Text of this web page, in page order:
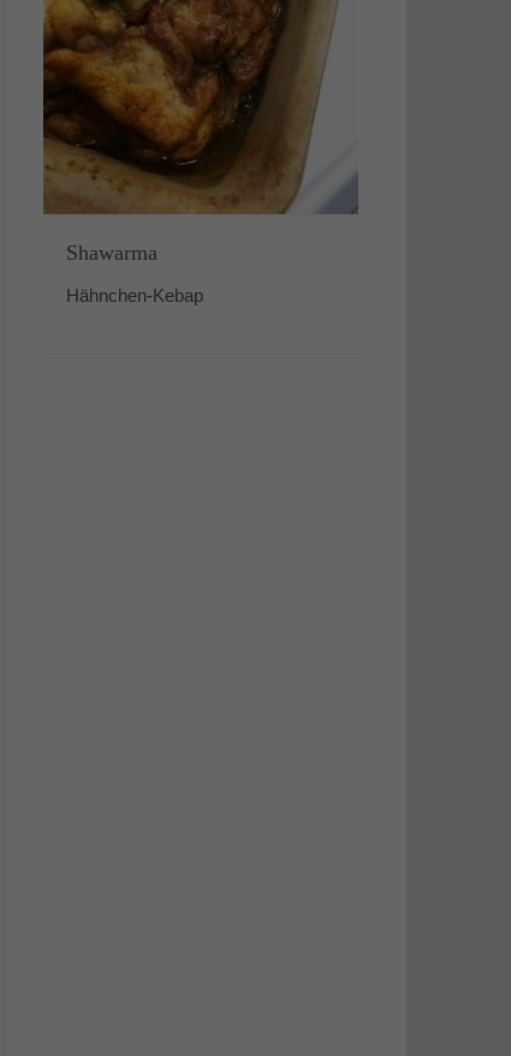
Shawarma
Hähnchen-Kebap